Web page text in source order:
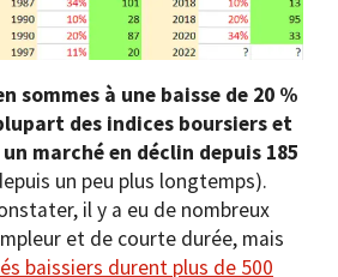
sommes à une baisse de 20 %
des indices boursiers et
marché en déclin depuis 185
un peu plus longtemps).
il y a eu de nombreux
et de courte durée, mais
baissiers durent plus de 500